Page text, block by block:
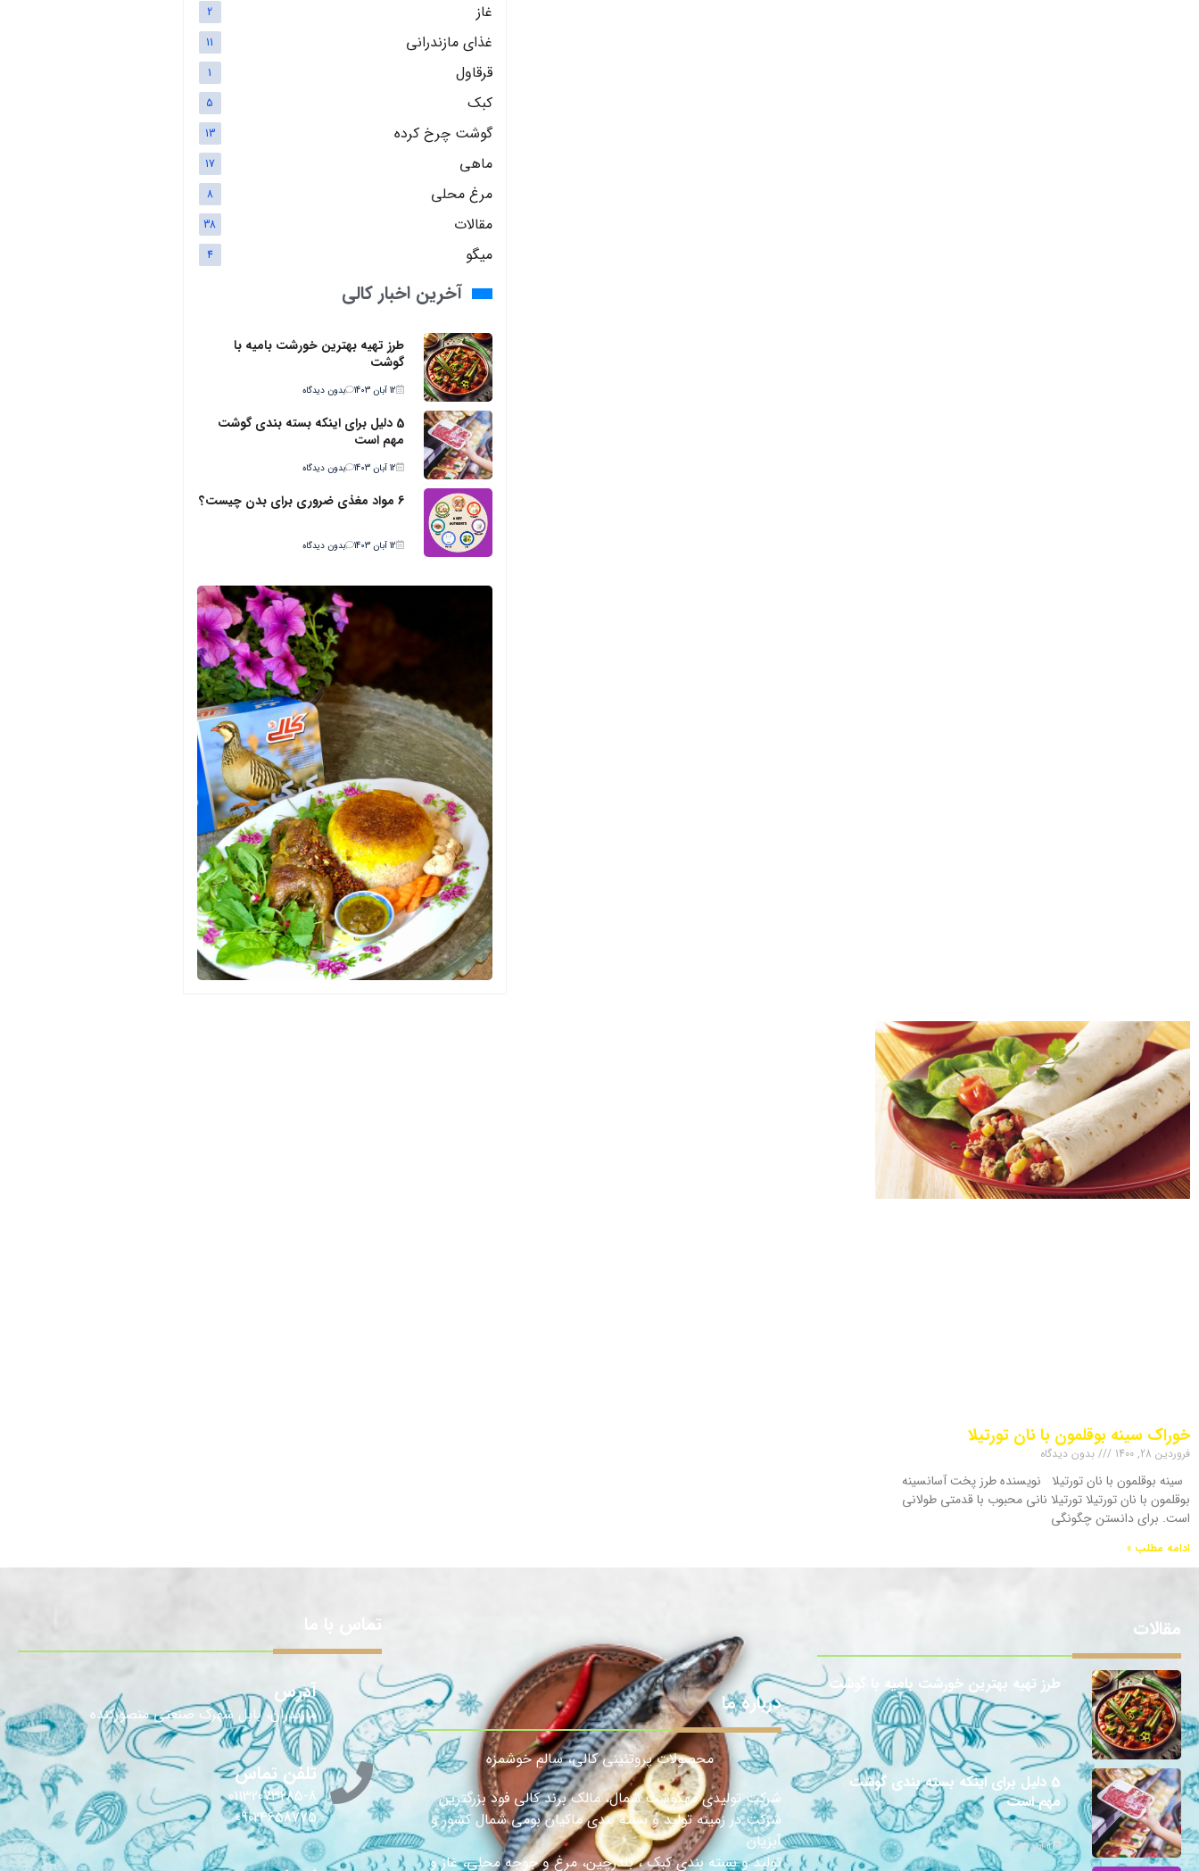
غاز 2
غذای مازندرانی 11
قرقاول 1
کبک 5
گوشت چرخ کرده 13
ماهی 17
مرغ محلی 8
مقالات 38
میگو 4
آخرین اخبار کالی
طرز تهیه بهترین خورشت بامیه با
گوشت
12 آبان 1403 بدون دیدگاه
5 دلیل برای اینکه بسته بندی گوشت
مهم است
12 آبان 1403 بدون دیدگاه
6 مواد مغذی ضروری برای بدن چیست؟
12 آبان 1403 بدون دیدگاه
خوراک سینه بوقلمون با نان تورتیلا
فروردین 28, 1400 بدون دیدگاه
سینه بوقلمون با نان تورتیلا نویسنده طرز پخت آسانسینه
بوقلمون با نان تورتیلا تورتیلا نانی محبوب با قدمتی طولانی
است. برای دانستن چگونگی
ادامه مطلب »
مقالات
طرز تهیه بهترین خورشت بامیه با گوشت
12 آبان 1403
5 دلیل برای اینکه بسته بندی گوشت
مهم است
12 آبان 1403
درباره ما
محصولات پروتئینی کالی، سالمِ خوشمزه
شرکت تولیدی مهگوشت شمال، مالک برند کالی فود بزرگترین
شرکت در زمینه تولید و بسته بندی ماکیان بومی شمال کشور و
آبزیان
تولید و بسته بندی کبک ، بلدرچین، مرغ و جوجه محلی، غاز و
تماس با ما
آدرس
مازندران، بابل شهرک صنعتی منصورکنده
تلفن تماس
01132073285-8
09024658775